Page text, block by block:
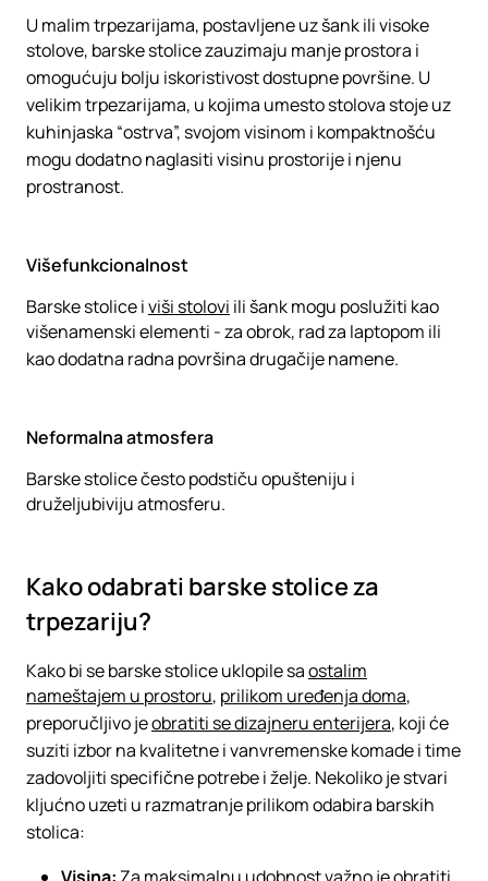
U malim trpezarijama, postavljene uz šank ili visoke
stolove, barske stolice zauzimaju manje prostora i
omogućuju bolju iskoristivost dostupne površine. U
velikim trpezarijama, u kojima umesto stolova stoje uz
kuhinjaska “ostrva”, svojom visinom i kompaktnošću
mogu dodatno naglasiti visinu prostorije i njenu
prostranost.
Višefunkcionalnost
Barske stolice iviši stolovi ili šank mogu poslužiti kao
višenamenski elementi - za obrok, rad za laptopom ili
kao dodatna radna površina drugačije namene.
Neformalna atmosfera
Barske stolice često podstiču opušteniju i
druželjubiviju atmosferu.
Kako odabrati barske stolice za
trpezariju?
Kako bi se barske stolice uklopile saostalim
nameštajem u prostoru, prilikom uređenja doma,
preporučljivo jeobratiti se dizajneru enterijera, koji će
suziti izbor na kvalitetne i vanvremenske komade i time
zadovoljiti specifične potrebe i želje. Nekoliko je stvari
kljućno uzeti u razmatranje prilikom odabira barskih
stolica: